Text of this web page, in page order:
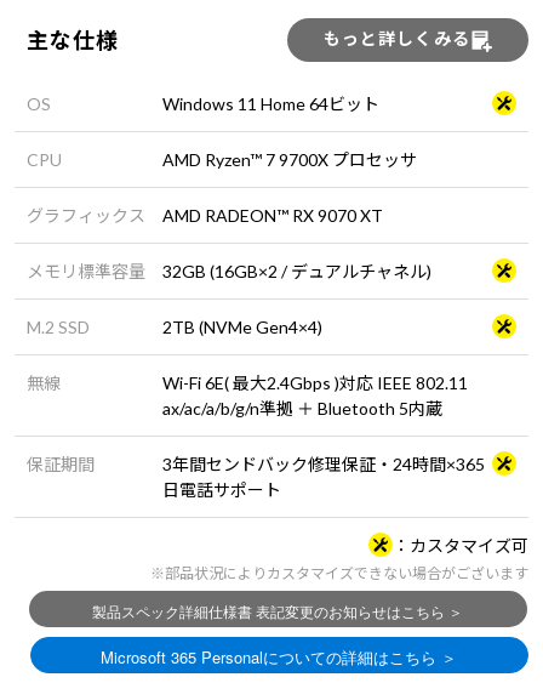
主な仕様 もっと詳しくみる
OS Windows 11 Home 64ビット
CPU AMD Ryzen™ 7 9700X プロセッサ
グラフィックス AMD RADEON™ RX 9070 XT
メモリ標準容量 32GB (16GB×2 / デュアルチャネル)
M.2 SSD 2TB (NVMe Gen4×4)
無線
Wi-Fi 6E( 最大2.4Gbps )対応 IEEE 802.11
ax/ac/a/b/g/n準拠 ＋ Bluetooth 5内蔵
保証期間
3年間センドバック修理保証・24時間×365
日電話サポート
カスタマイズ可
※部品状況によりカスタマイズできない場合がございます